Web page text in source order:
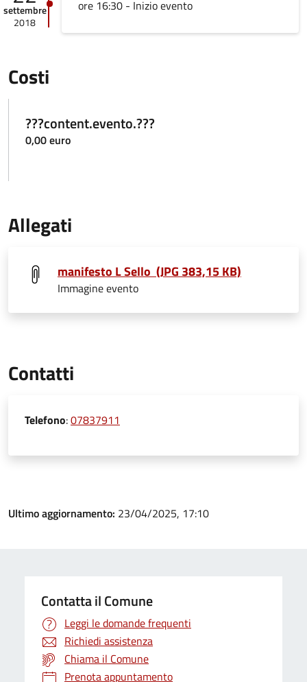
settembre
2018
ore 16:30 - Inizio evento
Costi
???content.evento.???
0,00 euro
Allegati
manifesto L Sello (JPG 383,15 KB)
Immagine evento
Contatti
Telefono:07837911
Ultimo aggiornamento: 23/04/2025, 17:10
Contatta il Comune
Leggi le domande frequenti
Richiedi assistenza
Chiama il Comune
Prenota appuntamento